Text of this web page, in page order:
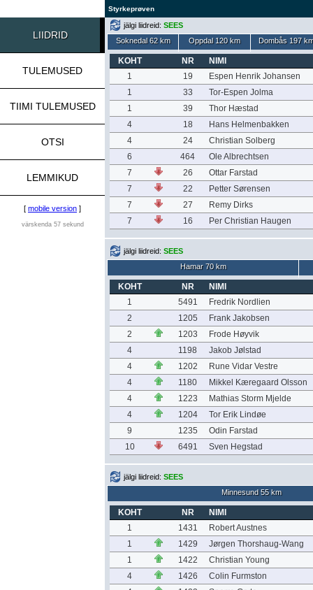
Styrkeprøven
LIIDRID
TULEMUSED
TIIMI TULEMUSED
OTSI
LEMMIKUD
[ mobile version ]
värskenda 57 sekund
jälgi liidreid: SEES
Soknedal 62 km
Oppdal 120 km Dombås 197
KOHT NR
NIMI
1
19
Espen Henrik Johansen
1
33
Tor-Espen Jolma
1
39
Thor Hæstad
4
18
Hans Helmenbakken
4
24
Christian Solberg
6
464
Ole Albrechtsen
7
26
Ottar Farstad
7
22
Petter Sørensen
7
27
Remy Dirks
7
16 Per Christian Haugen
jälgi liidreid: SEES
Hamar 70 km
KOHT NR
NIMI
1
5491
Fredrik Nordlien
2
1205
Frank Jakobsen
2
1203
Frode Høyvik
4
1198
Jakob Jølstad
4
1202
Rune Vidar Vestre
4
1180
Mikkel Kæregaard Olsson
4
1223
Mathias Storm Mjelde
4
1204
Tor Erik Lindøe
9
1235
Odin Farstad
10
6491 Sven Hegstad
jälgi liidreid: SEES
Minnesund 55 km
KOHT NR
NIMI
1
1431
Robert Austnes
1
1429
Jørgen Thorshaug-Wang
1
1422
Christian Young
4
1426
Colin Furmston